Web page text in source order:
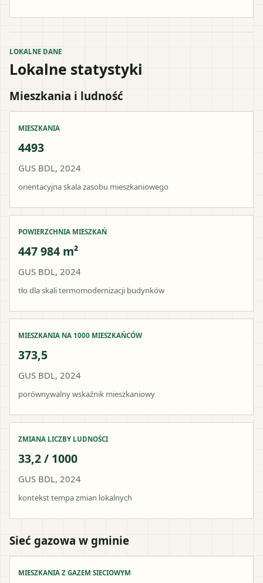
LOKALNE DANE
Lokalne statystyki
Mieszkania i ludność
MIESZKANIA
4493
GUS BDL, 2024
orientacyjna skala zasobu mieszkaniowego
POWIERZCHNIA MIESZKAŃ
447 984 m²
GUS BDL, 2024
tło dla skali termomodernizacji budynków
MIESZKANIA NA 1000 MIESZKAŃCÓW
373,5
GUS BDL, 2024
porównywalny wskaźnik mieszkaniowy
ZMIANA LICZBY LUDNOŚCI
33,2 / 1000
GUS BDL, 2024
kontekst tempa zmian lokalnych
Sieć gazowa w gminie
MIESZKANIA Z GAZEM SIECIOWYM